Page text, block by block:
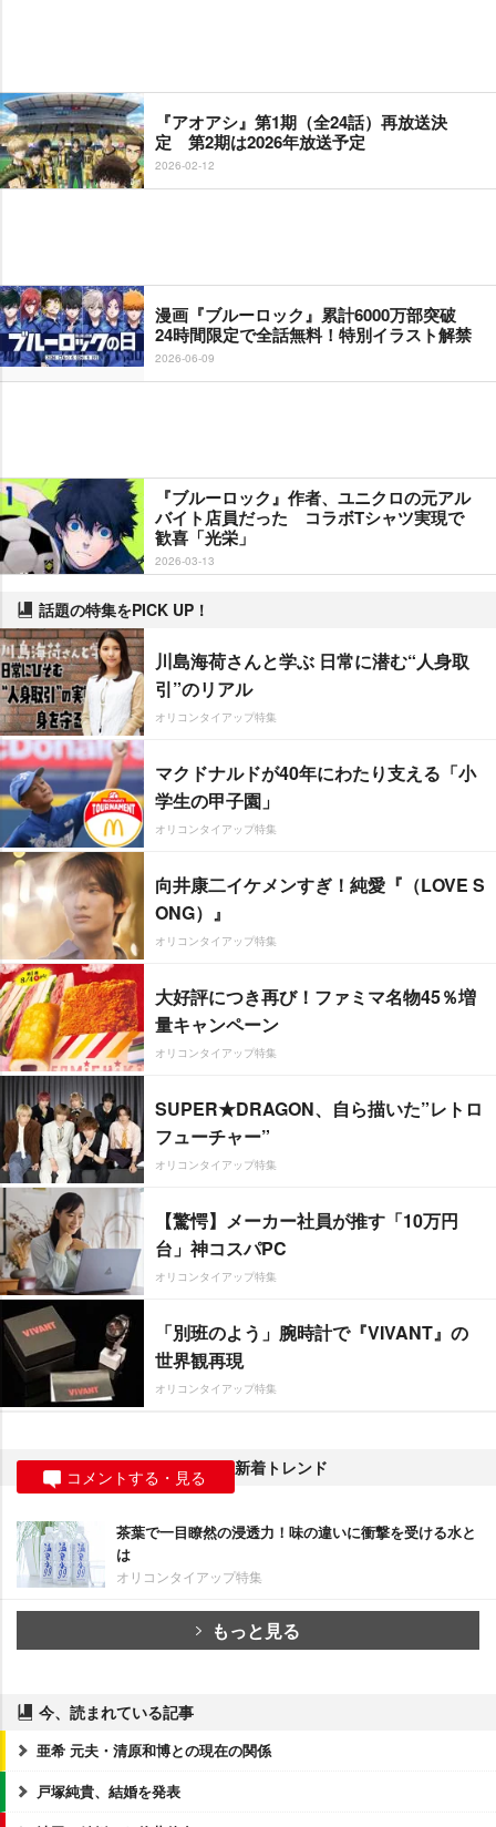
『アオアシ』第1期（全24話）再放送決
定 第2期は2026年放送予定
2026-02-12
漫画『ブルーロック』累計6000万部突破
24時間限定で全話無料！特別イラスト解禁
2026-06-09
『ブルーロック』作者、ユニクロの元アル
バイト店員だった コラボTシャツ実現で
歓喜「光栄」
2026-03-13
話題の特集をPICK UP！
川島海荷さんと学ぶ 日常に潜む“人身取
引”のリアル
オリコンタイアップ特集
マクドナルドが40年にわたり支える「小
学生の甲子園」
オリコンタイアップ特集
向井康二イケメンすぎ！純愛『（LOVE S
ONG）』
オリコンタイアップ特集
大好評につき再び！ファミマ名物45％増
量キャンペーン
オリコンタイアップ特集
SUPER★DRAGON、自ら描いた”レトロ
フューチャー”
オリコンタイアップ特集
【驚愕】メーカー社員が推す「10万円
台」神コスパPC
オリコンタイアップ特集
「別班のよう」腕時計で『VIVANT』の
世界観再現
オリコンタイアップ特集
コメントする・見る 新着トレンド
茶葉で一目瞭然の浸透力！味の違いに衝撃を受ける水と
は
オリコンタイアップ特集
もっと見る
今、読まれている記事
亜希 元夫・清原和博との現在の関係
戸塚純貴、結婚を発表